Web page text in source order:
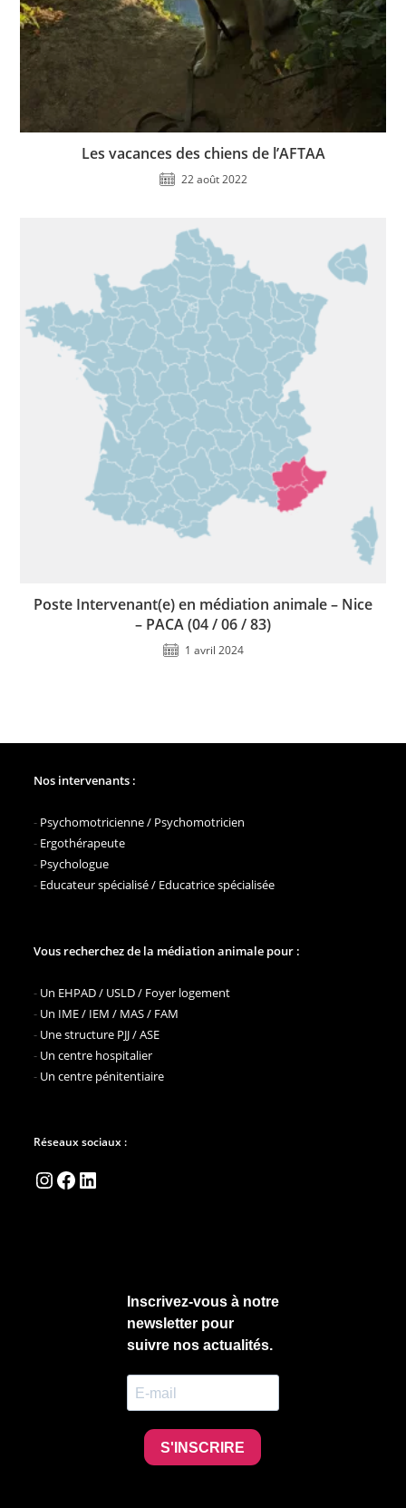
Les vacances des chiens de l’AFTAA
22 août 2022
Poste Intervenant(e) en médiation animale – Nice
– PACA (04 / 06 / 83)
1 avril 2024
Nos intervenants :
- Psychomotricienne / Psychomotricien
- Ergothérapeute
- Psychologue
- Educateur spécialisé / Educatrice spécialisée
Vous recherchez de la médiation animale pour :
- Un EHPAD / USLD / Foyer logement
- Un IME / IEM / MAS / FAM
- Une structure PJJ / ASE
- Un centre hospitalier
- Un centre pénitentiaire
Réseaux sociaux :
Instagram
Facebook
LinkedIn